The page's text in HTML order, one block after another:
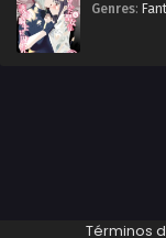
Genres:
Términos